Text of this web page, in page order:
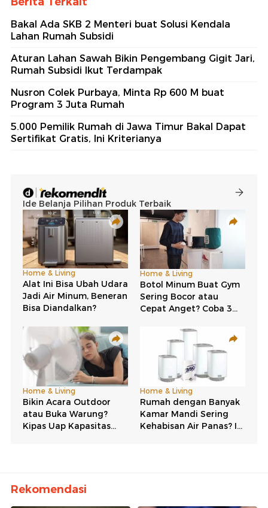
Bakal Ada SKB 2 Menteri buat Solusi Kendala
Lahan Rumah Subsidi
Aturan Lahan Sawah Bikin Pengembang Gigit Jari,
Rumah Subsidi Ikut Terdampak
Nusron Colek Purbaya, Minta Rp 600 M buat
Program 3 Juta Rumah
5.000 Pemilik Rumah di Jawa Timur Bakal Dapat
Sertifikat Gratis, Ini Kriterianya
Rekomendasi